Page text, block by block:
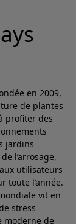
en 2009,
de plantes
profiter des
jardins
l’arrosage,
utilisateurs
toute l’année.
vit en
stress
moderne de